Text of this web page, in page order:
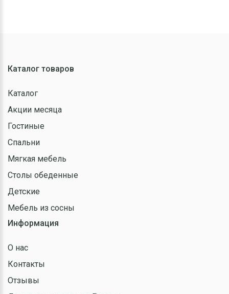
Каталог товаров
Каталог
Акции месяца
Гостиные
Спальни
Мягкая мебель
Столы обеденные
Детские
Мебель из сосны
Информация
О нас
Контакты
Отзывы